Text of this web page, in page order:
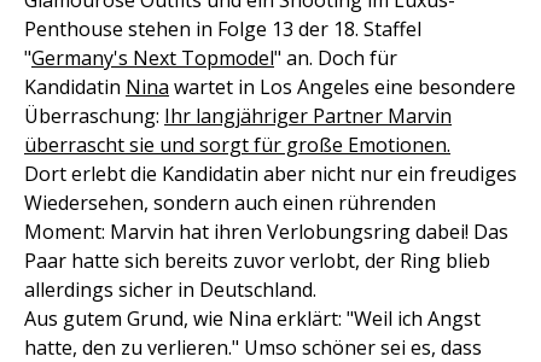
Penthouse stehen in Folge 13 der 18. Staffel
"Germany's Next Topmodel" an. Doch für
Kandidatin Nina wartet in Los Angeles eine besondere
Überraschung: Ihr langjähriger Partner Marvin
überrascht sie und sorgt für große Emotionen.
Dort erlebt die Kandidatin aber nicht nur ein freudiges
Wiedersehen, sondern auch einen rührenden
Moment: Marvin hat ihren Verlobungsring dabei! Das
Paar hatte sich bereits zuvor verlobt, der Ring blieb
allerdings sicher in Deutschland.
Aus gutem Grund, wie Nina erklärt: "Weil ich Angst
hatte, den zu verlieren." Umso schöner sei es, dass